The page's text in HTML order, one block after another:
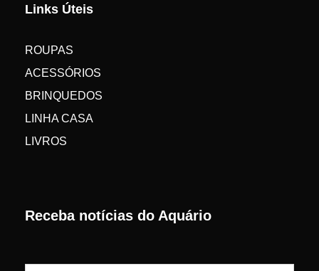
Links Úteis
ROUPAS
ACESSÓRIOS
BRINQUEDOS
LINHA CASA
LIVROS
Receba notícias do Aquário